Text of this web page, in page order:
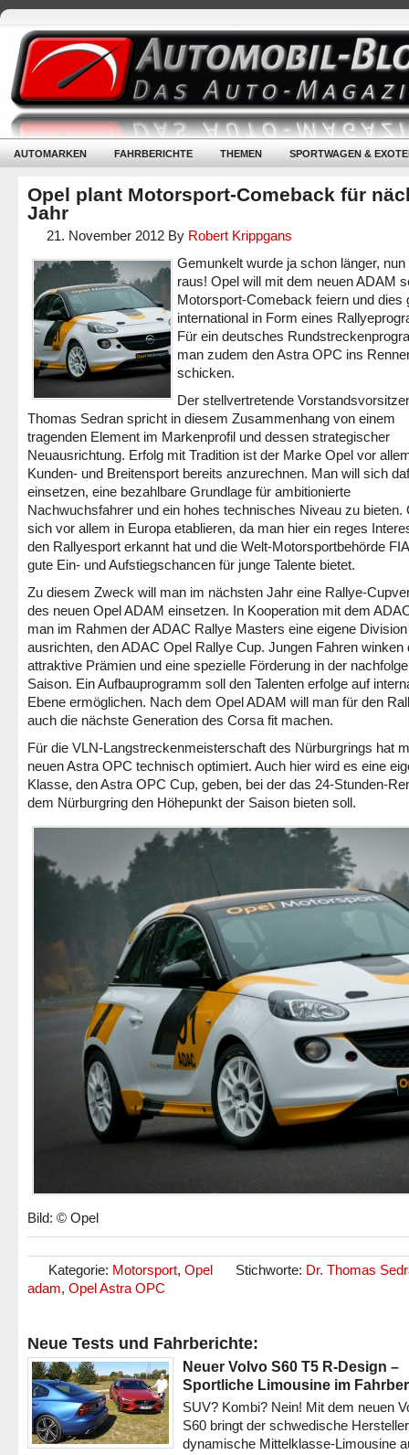
AUTOMARKEN FAHRBERICHTE THEMEN SPORTWAGEN &
Opel plant Motorsport-Comeback für
Jahr
21. November 2012 By Robert Krippgans
Gemunkelt wurde ja schon länger,
raus! Opel will mit dem neuen ADAM
Motorsport-Comeback feiern und dies
international in Form eines
Für ein deutsches
man zudem den Astra OPC ins
schicken.
Der stellvertretende
Thomas Sedran spricht in diesem Zusammenhang von einem
tragenden Element im Markenprofil und dessen strategischer
Neuausrichtung. Erfolg mit Tradition ist der Marke Opel vor
Kunden- und Breitensport bereits anzurechnen. Man will sich
einsetzen, eine bezahlbare Grundlage für ambitionierte
Nachwuchsfahrer und ein hohes technisches Niveau zu bieten.
sich vor allem in Europa etablieren, da man hier ein reges
den Rallyesport erkannt hat und die Welt-Motorsportbehörde
gute Ein- und Aufstiegschancen für junge Talente bietet.
Zu diesem Zweck will man im nächsten Jahr eine Rallye-
des neuen Opel ADAM einsetzen. In Kooperation mit dem
man im Rahmen der ADAC Rallye Masters eine eigene Division
ausrichten, den ADAC Opel Rallye Cup. Jungen Fahren winken
attraktive Prämien und eine spezielle Förderung in der
Saison. Ein Aufbauprogramm soll den Talenten erfolge auf
Ebene ermöglichen. Nach dem Opel ADAM will man für den
auch die nächste Generation des Corsa fit machen.
Für die VLN-Langstreckenmeisterschaft des Nürburgrings hat
neuen Astra OPC technisch optimiert. Auch hier wird es eine
Klasse, den Astra OPC Cup, geben, bei der das 24-Stunden-
dem Nürburgring den Höhepunkt der Saison bieten soll.
Bild: © Opel
Kategorie: Motorsport, Opel Stichworte: Dr. Thomas
adam, Opel Astra OPC
Neue Tests und Fahrberichte:
Neuer Volvo S60 T5 R-Design –
Sportliche Limousine im
SUV? Kombi? Nein! Mit dem neuen
S60 bringt der schwedische
dynamische Mittelklasse-Limousine